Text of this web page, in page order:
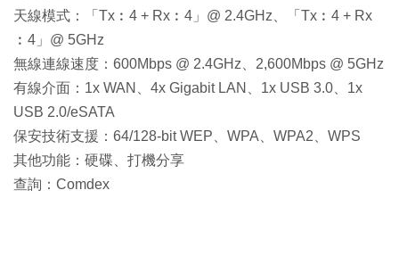
天線模式：「Tx︰4 + Rx︰4」@ 2.4GHz、「Tx︰4 + Rx
︰4」@ 5GHz
無線連線速度：600Mbps @ 2.4GHz、2,600Mbps @ 5GHz
有線介面：1x WAN、4x Gigabit LAN、1x USB 3.0、1x
USB 2.0/eSATA
保安技術支援：64/128-bit WEP、WPA、WPA2、WPS
其他功能：硬碟、打機分享
查詢：Comdex